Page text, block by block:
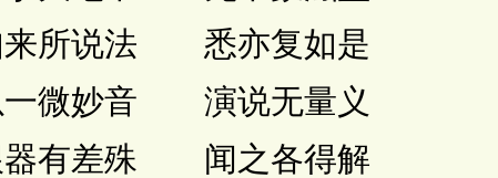
所说法 悉亦复如是
微妙音 演说无量义
有差殊 闻之各得解